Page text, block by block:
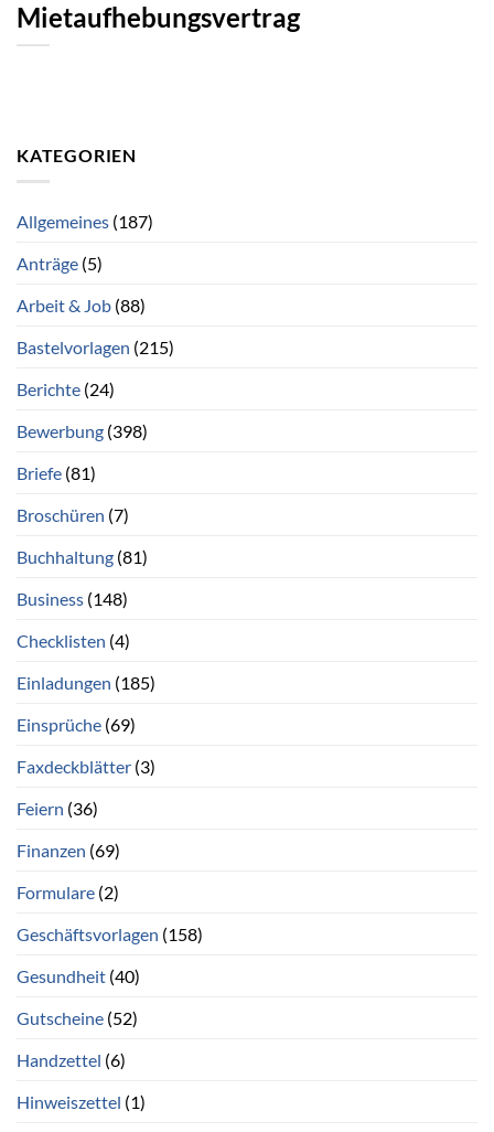
Mietaufhebungsvertrag
KATEGORIEN
Allgemeines (187)
Anträge (5)
Arbeit & Job (88)
Bastelvorlagen (215)
Berichte (24)
Bewerbung (398)
Briefe (81)
Broschüren (7)
Buchhaltung (81)
Business (148)
Checklisten (4)
Einladungen (185)
Einsprüche (69)
Faxdeckblätter (3)
Feiern (36)
Finanzen (69)
Formulare (2)
Geschäftsvorlagen (158)
Gesundheit (40)
Gutscheine (52)
Handzettel (6)
Hinweiszettel (1)